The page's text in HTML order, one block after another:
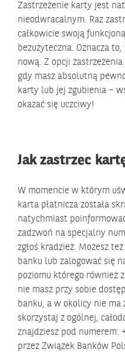
Zastrzeżenie karty jest
nieodwracalnym. Raz
całkowicie swoją
bezużyteczna. Oznacza
nową. Z opcji
gdy masz absolutną
karty lub jej zgubienia –
okazać się uczciwy!
Jak zastrzec
W momencie w którym
karta płatnicza została
natychmiast
zadzwoń na specjalny
zgłoś kradzież. Możesz
banku lub zalogować się
poziomu którego również
nie masz przy sobie
banku, a w okolicy nie ma
skorzystaj z ogólnej,
znajdziesz pod numerem:
przez Związek Banków